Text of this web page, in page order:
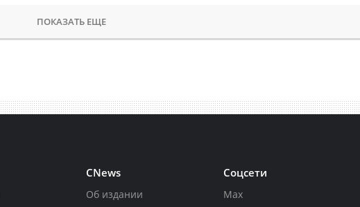
ПОКАЗАТЬ ЕЩЕ
CNews
Об издании
Соцсети
Max